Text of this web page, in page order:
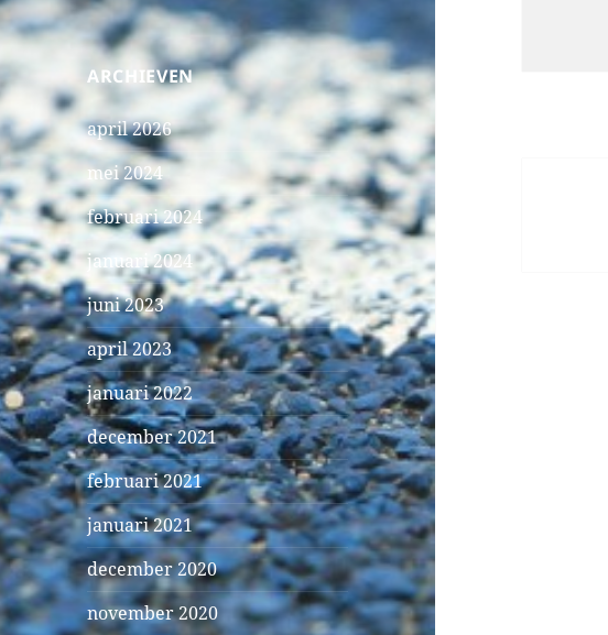
ARCHIEVEN
april 2026
mei 2024
februari 2024
januari 2024
juni 2023
april 2023
januari 2022
december 2021
februari 2021
januari 2021
december 2020
november 2020